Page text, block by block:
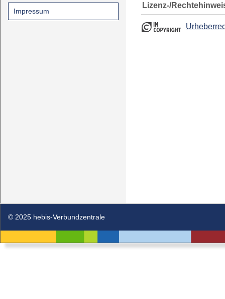
Impressum
Lizenz-/
© 2025 hebis-Verbundzentrale